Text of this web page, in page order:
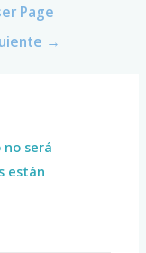
Page
→
será
están